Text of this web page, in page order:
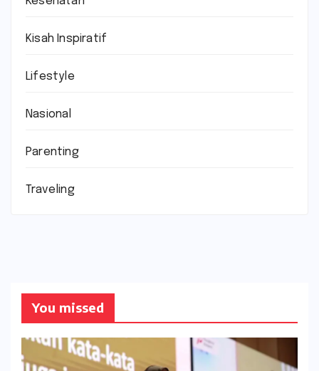
Kisah Inspiratif
Lifestyle
Nasional
Parenting
Traveling
You missed